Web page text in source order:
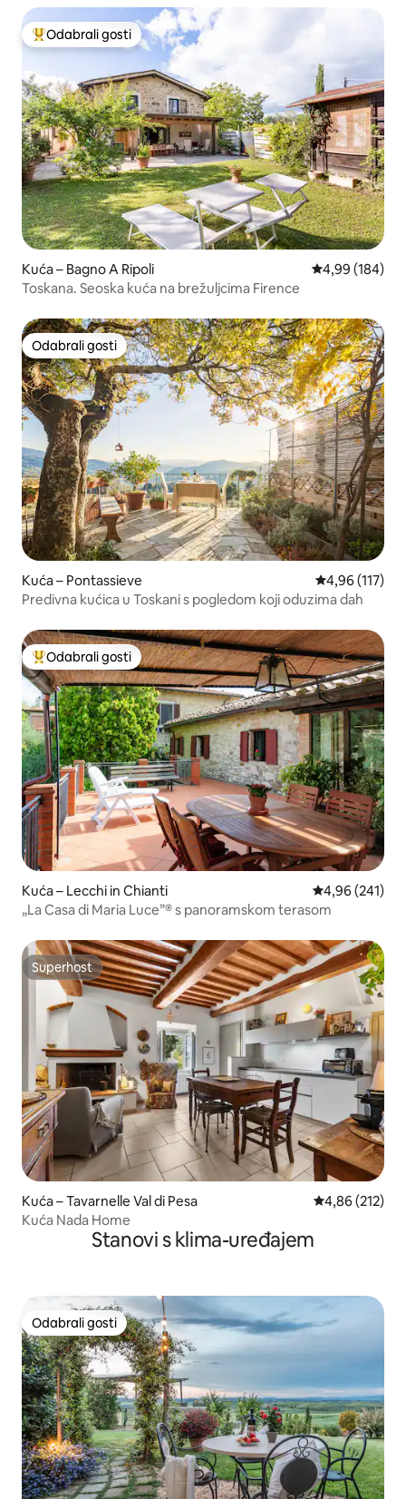
Među najviše rangiranima s oznakom „Odabrali gosti”
Odabrali gosti
Kuća – Bagno A Ripoli Prosječna
4,99 (184)
Toskana. Seoska kuća na brežuljcima Firence
Odabrali gosti
Odabrali gosti
Kuća – Pontassieve Prosječna
4,96 (117)
Predivna kućica u Toskani s pogledom koji oduzima dah
Među najviše rangiranima s oznakom „Odabrali gosti”
Odabrali gosti
Kuća – Lecchi in Chianti Prosječna
4,96 (241)
„La Casa di Maria Luce”® s panoramskom terasom
Superhost
Superhost
Kuća – Tavarnelle Val di Pesa Prosječna
4,86 (212)
Kuća Nada Home
Stanovi s klima-uređajem
Odabrali gosti
Odabrali gosti